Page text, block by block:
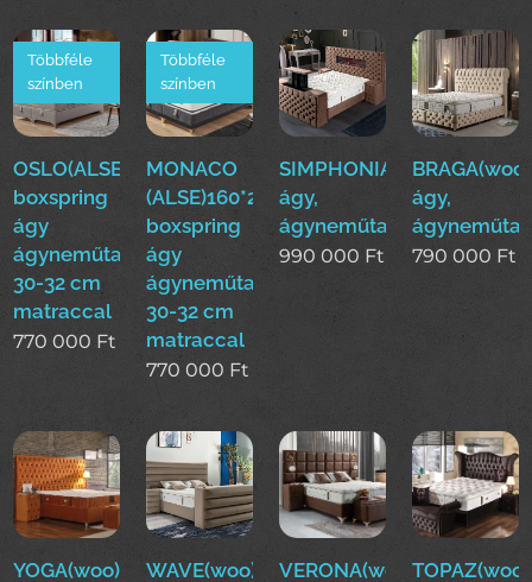
OSLO(ALSE)160*200cm
boxspring
ágy
ágyneműtartóval
30-32 cm
matraccal
Többféle
színben
770 000 Ft
MONACO
(ALSE)160*200cm
boxspring
ágy
ágyneműtartóval
30-32 cm
matraccal
Többféle
színben
770 000 Ft
ágy,
ágyneműtartós
990 000 Ft
ágy,
790 000 Ft
YOGA(woo)boxspringWAVE(woo)boxspringVERONA(woo)boxspring